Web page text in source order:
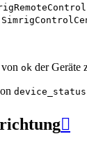
ok der Geräte
device_status
